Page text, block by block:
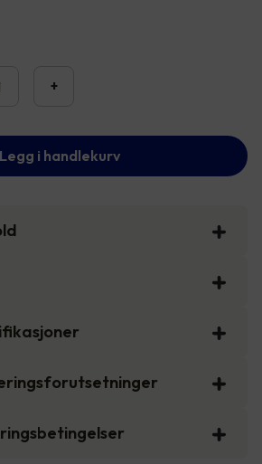
+
Legg i handlekurv